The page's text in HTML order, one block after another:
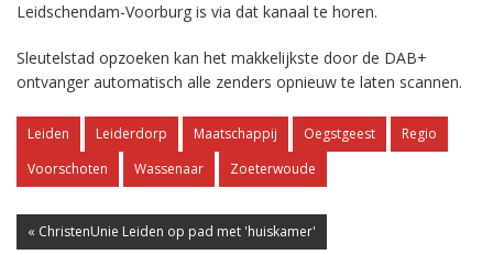
Leidschendam-Voorburg is via dat kanaal te horen.
Sleutelstad opzoeken kan het makkelijkste door de DAB+
ontvanger automatisch alle zenders opnieuw te laten scannen.
Leiden Leiderdorp Maatschappij Oegstgeest
Regio
Voorschoten
Wassenaar Zoeterwoude
« ChristenUnie Leiden op pad met 'huiskamer'